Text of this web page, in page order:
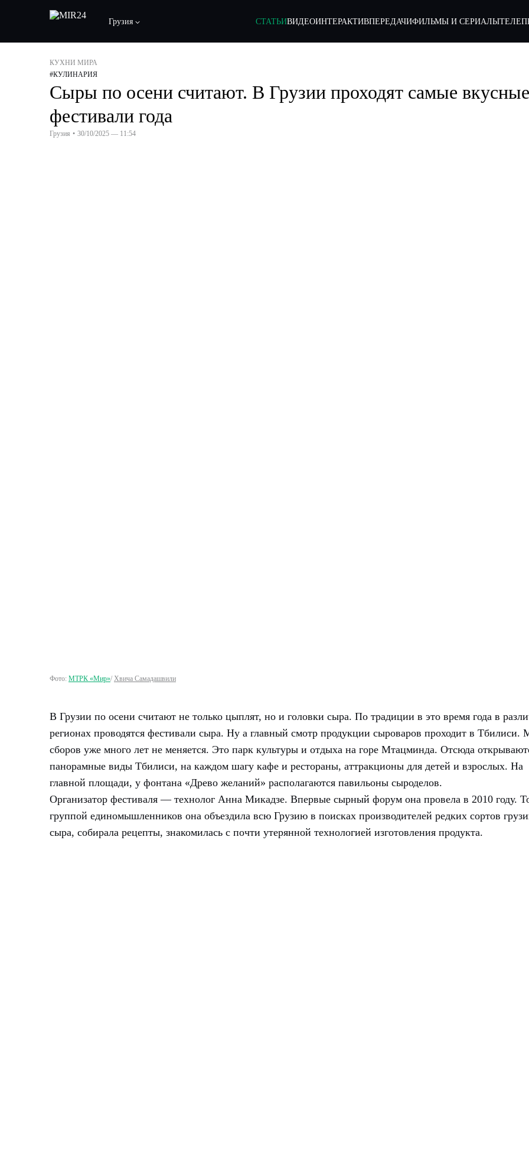
Грузия СТАТЬИВИДЕОИНТЕРАКТИВПЕРЕДАЧИФИЛЬМЫ И СЕРИАЛЫ
КУХНИ МИРА
#КУЛИНАРИЯ
Сыры по осени считают. В Грузии проходят самые вкусные
фестивали года
Грузия • 30/10/2025 — 11:54
Фото: МТРК «Мир»/ Хвича Самадашвили
В Грузии по осени считают не только цыплят, но и головки сыра. По традиции в это время года в
регионах проводятся фестивали сыра. Ну а главный смотр продукции сыроваров проходит в Тбилиси.
сборов уже много лет не меняется. Это парк культуры и отдыха на горе Мтацминда. Отсюда
панорамные виды Тбилиси, на каждом шагу кафе и рестораны, аттракционы для детей и взрослых. На
главной площади, у фонтана «Древо желаний» располагаются павильоны сыроделов.
Организатор фестиваля — технолог Анна Микадзе. Впервые сырный форум она провела в 2010 году.
группой единомышленников она объездила всю Грузию в поисках производителей редких сортов
сыра, собирала рецепты, знакомилась с почти утерянной технологией изготовления продукта.